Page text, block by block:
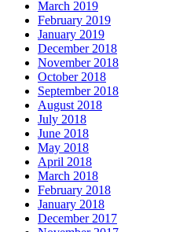
March 2019
February 2019
January 2019
December 2018
November 2018
October 2018
September 2018
August 2018
July 2018
June 2018
May 2018
April 2018
March 2018
February 2018
January 2018
December 2017